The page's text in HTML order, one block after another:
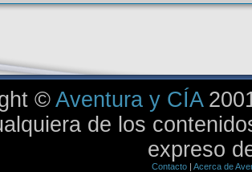
©Aventura y CÍA
de los
expreso
Contacto| Acerca de